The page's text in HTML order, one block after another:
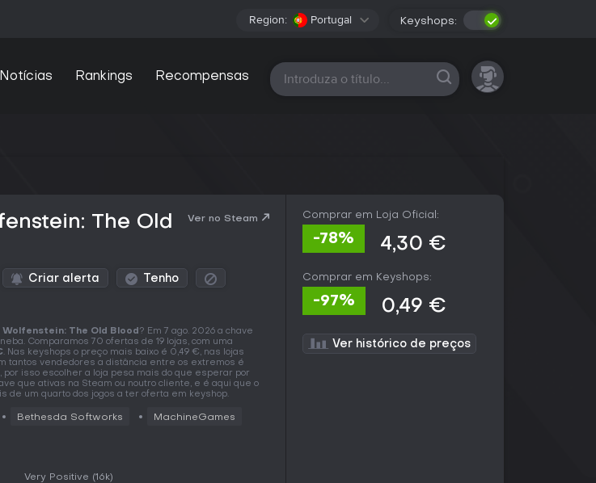
Region: Portugal Keyshops:
Notícias Rankings Recompensas Todas as plataformas
The Old
Ver no Steam
Criar alerta Tenho
Wolfenstein: The Old Blood ? Em 7 ago. 2026 a chave
Comparamos 70 ofertas de 19 lojas, com uma
. Nas keyshops o preço mais baixo é 0,49 €, nas lojas
tantos vendedores a distância entre os extremos é
isso escolher a loja pesa mais do que esperar por
que ativas na Steam ou noutro cliente, e é aqui que o
de um quarto dos jogos a ter oferta em keyshop.
Bethesda Softworks MachineGames
Very Positive (16k)
Comprar em Loja Oficial:
-78% 4,30 €
Comprar em Keyshops:
-97% 0,49 €
Ver histórico de preços